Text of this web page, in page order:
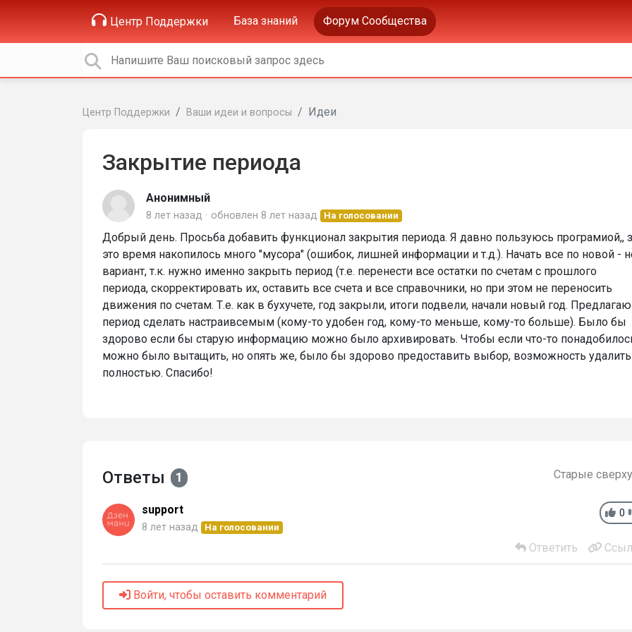
Центр Поддержки База знаний Форум Сообщества
Центр Поддержки Ваши идеи и вопросы Идеи
Закрытие периода
Анонимный
8 лет назад обновлен 8 лет назад На голосовании
Добрый день. Просьба добавить функционал закрытия периода. Я давно пользуюсь програмиой,,
это время накопилось много "мусора" (ошибок, лишней информации и т.д.). Начать все по новой -
вариант, т.к. нужно именно закрыть период (т.е. перенести все остатки по счетам с прошлого
периода, скорректировать их, оставить все счета и все справочники, но при этом не переносить
движения по счетам. Т.е. как в бухучете, год закрыли, итоги подвели, начали новый год. Предлагаю
период сделать настраивсемым (кому-то удобен год, кому-то меньше, кому-то больше). Было бы
здорово если бы старую информацию можно было архивировать. Чтобы если что-то
можно было вытащить, но опять же, было бы здорово предоставить выбор, возможность удалить
полностью. Спасибо!
Ответы 1 Старые сверху
0
support
8 лет назад На голосовании
Ответить
Войти, чтобы оставить комментарий